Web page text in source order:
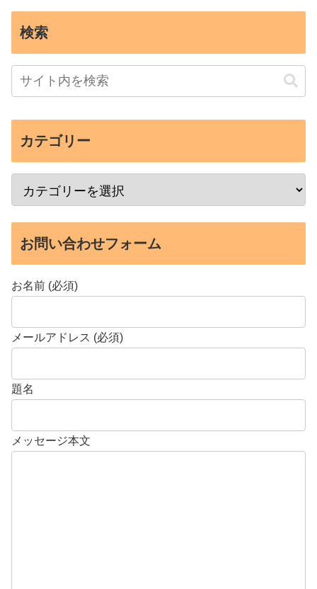
検索
カテゴリー
お問い合わせフォーム
お名前 (必須)
メールアドレス (必須)
題名
メッセージ本文